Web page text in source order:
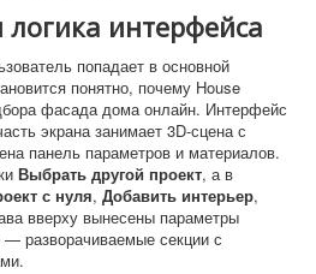
интерфейса
попадает в основной
понятно, почему House
фасада дома онлайн. Интерфейс
экрана занимает 3D-сцена с
панель параметров и материалов.
Выбрать другой проект, а в
с нуля, Добавить интерьер,
вверху вынесены параметры
разворачиваемые секции с